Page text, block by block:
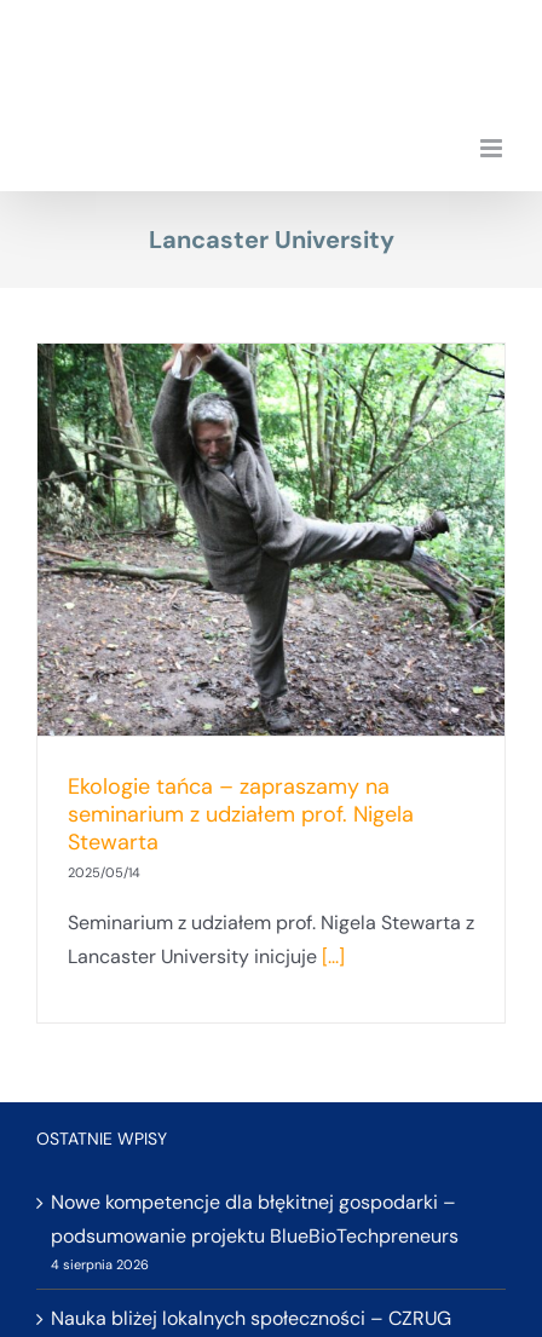
Lancaster University
Ekologie tańca – zapraszamy na
seminarium z udziałem prof. Nigela
Stewarta
2025/05/14
Seminarium z udziałem prof. Nigela Stewarta z
Lancaster University inicjuje [...]
OSTATNIE WPISY
Nowe kompetencje dla błękitnej gospodarki –
podsumowanie projektu BlueBioTechpreneurs
4 sierpnia 2026
Nauka bliżej lokalnych społeczności – CZRUG